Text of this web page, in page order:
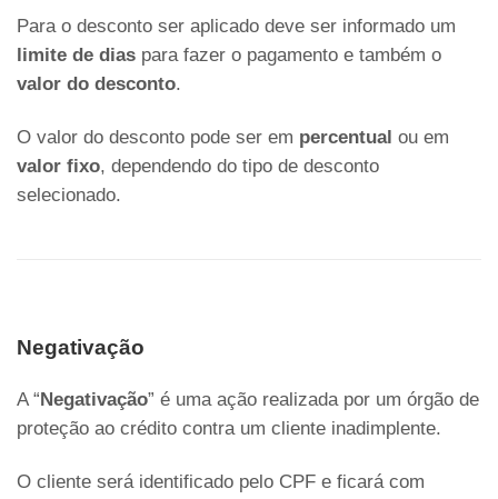
Para o desconto ser aplicado deve ser informado um
limite de dias para fazer o pagamento e também o
valor do desconto.
O valor do desconto pode ser em percentual ou em
valor fixo, dependendo do tipo de desconto
selecionado.
Negativação
A “ Negativação” é uma ação realizada por um órgão de
proteção ao crédito contra um cliente inadimplente.
O cliente será identificado pelo CPF e ficará com